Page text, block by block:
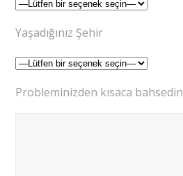
Yaşadığınız Şehir
Probleminizden kısaca bahsedin